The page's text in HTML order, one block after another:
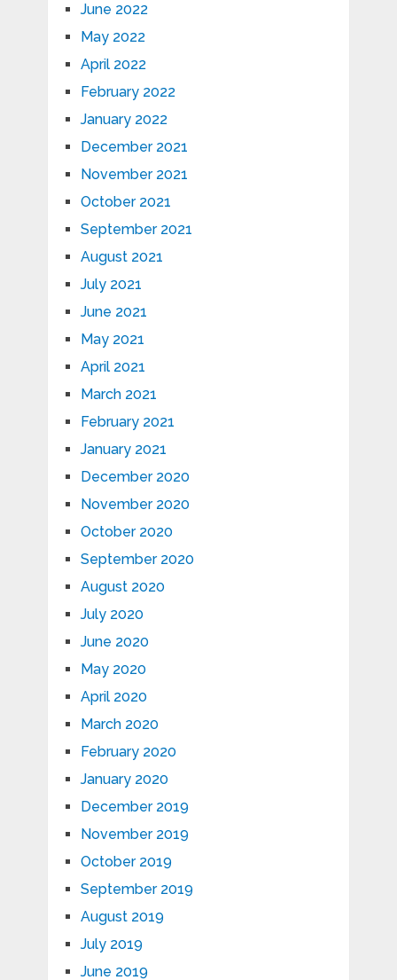
June 2022
May 2022
April 2022
February 2022
January 2022
December 2021
November 2021
October 2021
September 2021
August 2021
July 2021
June 2021
May 2021
April 2021
March 2021
February 2021
January 2021
December 2020
November 2020
October 2020
September 2020
August 2020
July 2020
June 2020
May 2020
April 2020
March 2020
February 2020
January 2020
December 2019
November 2019
October 2019
September 2019
August 2019
July 2019
June 2019